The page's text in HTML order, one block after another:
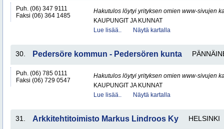
Puh. (06) 347 9111
Faksi (06) 364 1485
Hakutulos löytyi yrityksen omien www-sivujen
KAUPUNGIT JA KUNNAT
Lue lisää..
Näytä kartalla
30. Pedersöre kommun - Pedersören kunta
Puh. (06) 785 0111
Faksi (06) 729 0547
Hakutulos löytyi yrityksen omien www-sivujen
KAUPUNGIT JA KUNNAT
Lue lisää..
Näytä kartalla
31. Arkkitehtitoimisto Markus Lindroos Ky HELSINKI